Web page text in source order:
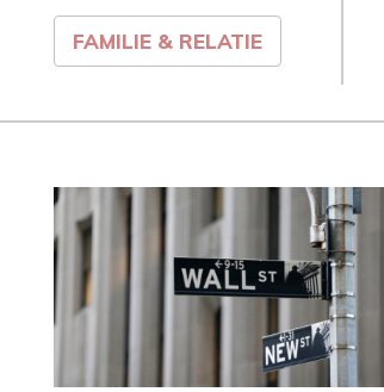
FAMILIE & RELATIE
Column
Cisca Dresselhuys